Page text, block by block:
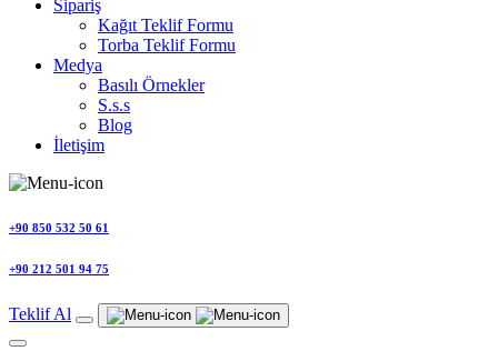
Sipariş
Kağıt Teklif Formu
Torba Teklif Formu
Medya
Basılı Örnekler
S.s.s
Blog
İletişim
+90 850 532 50 61
+90 212 501 94 75
Teklif Al